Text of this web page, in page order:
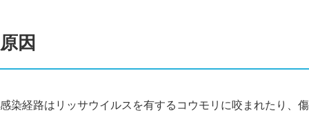
原因
感染経路はリッサウイルスを有するコウモリに咬まれたり、